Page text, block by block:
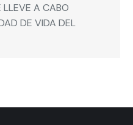
LLEVE A CABO
DE VIDA DEL